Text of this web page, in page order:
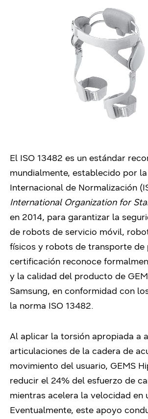
El ISO 13482 es un estándar
mundialmente, establecido por
Internacional de Normalización
International Organization for
en 2014, para garantizar la
de robots de servicio móvil,
físicos y robots de transporte de
certificación reconoce
y la calidad del producto de
Samsung, en conformidad con
la norma ISO 13482.
Al aplicar la torsión apropiada a
articulaciones de la cadera de
movimiento del usuario, GEMS
reducir el 24% del esfuerzo de
mientras acelera la velocidad en
Eventualmente, este apoyo